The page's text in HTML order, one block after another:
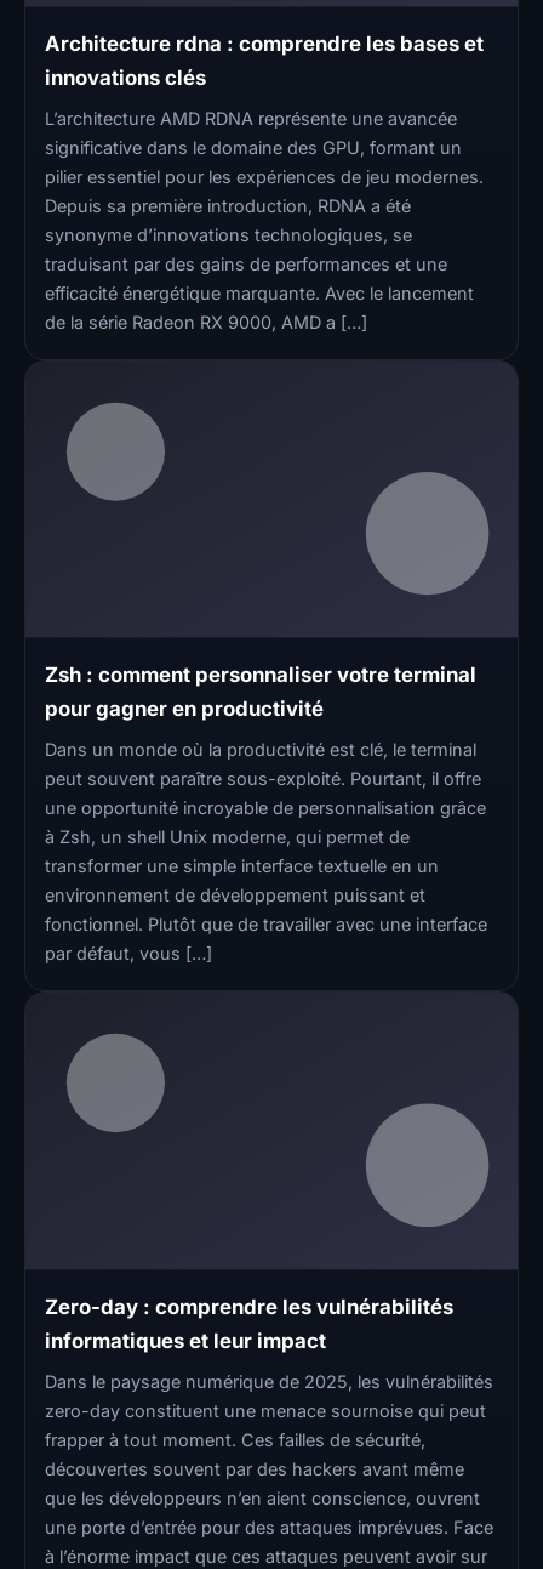
Architecture rdna : comprendre les bases et
innovations clés
L’architecture AMD RDNA représente une avancée
significative dans le domaine des GPU, formant un
pilier essentiel pour les expériences de jeu modernes.
Depuis sa première introduction, RDNA a été
synonyme d’innovations technologiques, se
traduisant par des gains de performances et une
efficacité énergétique marquante. Avec le lancement
de la série Radeon RX 9000, AMD a […]
Zsh : comment personnaliser votre terminal
pour gagner en productivité
Dans un monde où la productivité est clé, le terminal
peut souvent paraître sous-exploité. Pourtant, il offre
une opportunité incroyable de personnalisation grâce
à Zsh, un shell Unix moderne, qui permet de
transformer une simple interface textuelle en un
environnement de développement puissant et
fonctionnel. Plutôt que de travailler avec une interface
par défaut, vous […]
Zero-day : comprendre les vulnérabilités
informatiques et leur impact
Dans le paysage numérique de 2025, les vulnérabilités
zero-day constituent une menace sournoise qui peut
frapper à tout moment. Ces failles de sécurité,
découvertes souvent par des hackers avant même
que les développeurs n’en aient conscience, ouvrent
une porte d’entrée pour des attaques imprévues. Face
à l’énorme impact que ces attaques peuvent avoir sur